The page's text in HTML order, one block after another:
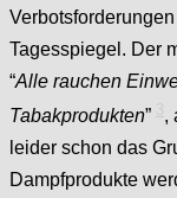
Tagesspiegel. Der
“Alle rauchen
Tabakprodukten”
,
leider schon das
Dampfprodukte